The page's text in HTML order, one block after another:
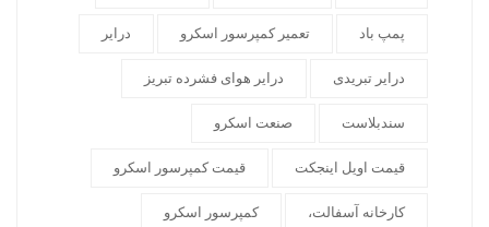
پمپ باد تعمیر کمپرسور اسکرو درایر
درایر تبریدی درایر هوای فشرده تبریز
سندبلاست صنعت اسکرو
قیمت اویل اینجکت قیمت کمپرسور اسکرو
کارخانه آسفالت، کمپرسور اسکرو